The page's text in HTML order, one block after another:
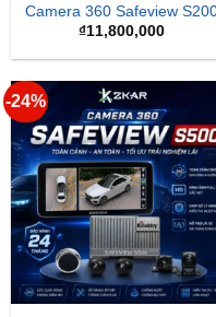
Camera 360 Safeview
₫11,800,000
-24%